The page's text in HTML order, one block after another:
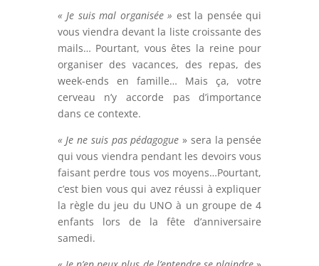
« Je suis mal organisée » est la pensée qui
vous viendra devant la liste croissante des
mails… Pourtant, vous êtes la reine pour
organiser des vacances, des repas, des
week-ends en famille… Mais ça, votre
cerveau n’y accorde pas d’importance
dans ce contexte.
« Je ne suis pas pédagogue » sera la pensée
qui vous viendra pendant les devoirs vous
faisant perdre tous vos moyens…Pourtant,
c’est bien vous qui avez réussi à expliquer
la règle du jeu du UNO à un groupe de 4
enfants lors de la fête d’anniversaire
samedi.